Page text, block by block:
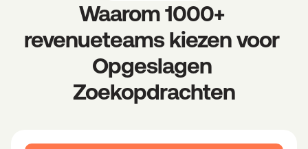
Waarom 1000+
revenueteams kiezen voor
Opgeslagen
Zoekopdrachten